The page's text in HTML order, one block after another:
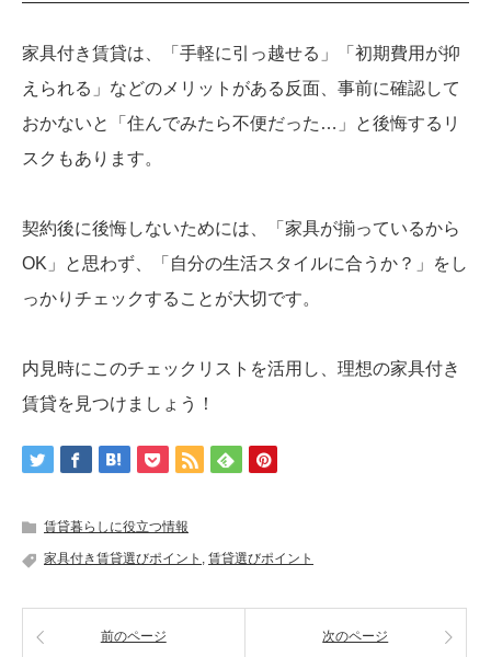
家具付き賃貸は、「手軽に引っ越せる」「初期費用が抑
えられる」などのメリットがある反面、事前に確認して
おかないと「住んでみたら不便だった…」と後悔するリ
スクもあります。
契約後に後悔しないためには、「家具が揃っているから
OK」と思わず、「自分の生活スタイルに合うか？」をし
っかりチェックすることが大切です。
内見時にこのチェックリストを活用し、理想の家具付き
賃貸を見つけましょう！
賃貸暮らしに役立つ情報
家具付き賃貸選びポイント , 賃貸選びポイント
前のページ 次のページ